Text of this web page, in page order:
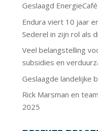
Geslaagd
Endura viert 10 jaar
Sederel in zijn rol als
Veel belangstelling
subsidies en
Geslaagde landelijke
Rick Marsman en
2025